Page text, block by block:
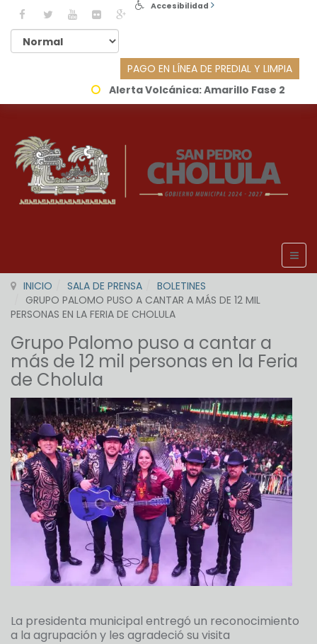
Accesibilidad
PAGO EN LÍNEA DE PREDIAL Y LIMPIA
Alerta Volcánica:Amarillo Fase 2
INICIO SALA DE PRENSA
BOLETINES
GRUPO PALOMO PUSO A CANTAR A MÁS DE 12 MIL
PERSONAS EN LA FERIA DE CHOLULA
Grupo Palomo puso a cantar a
más de 12 mil personas en la Feria
de Cholula
La presidenta municipal entregó un reconocimiento
a la agrupación y les agradeció su visita